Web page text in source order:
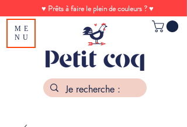
♥ Prêts à faire le plein de couleurs ? ♥
ME
NU